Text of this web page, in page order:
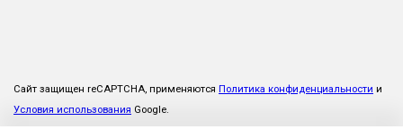
Сайт защищен reCAPTCHA, применяются Политика конфиденциальности и
Условия использования Google.